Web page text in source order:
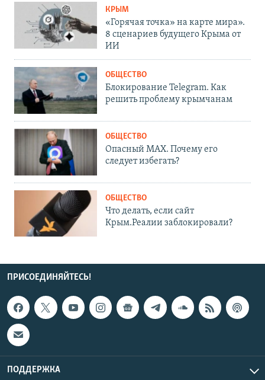
КРЫМ
«Горячая точка» на карте мира».
8 сценариев будущего Крыма от
ИИ
ОБЩЕСТВО
Блокирование Telegram. Как
решить проблему крымчанам
ОБЩЕСТВО
Опасный MAX. Почему его
следует избегать?
ОБЩЕСТВО
Что делать, если сайт
Крым.Реалии заблокировали?
ПРИСОЕДИНЯЙТЕСЬ!
ПОДДЕРЖКА